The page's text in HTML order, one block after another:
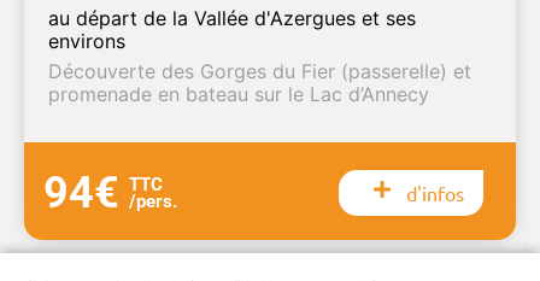
au départ de la Vallée d'Azergues et ses
environs
Découverte des Gorges du Fier (passerelle) et
promenade en bateau sur le Lac d’Annecy
94€ TTC
/pers. d'infos